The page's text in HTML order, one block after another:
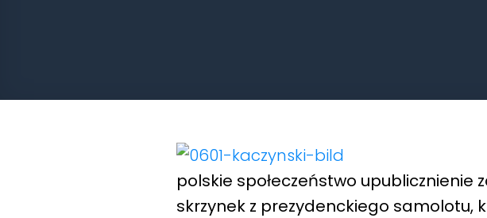
polskie społeczeństwo upublicznienie
skrzynek z prezydenckiego samolotu,